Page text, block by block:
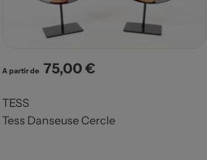
A partir de Prix
75,00 €
TESS
Tess Danseuse Cercle